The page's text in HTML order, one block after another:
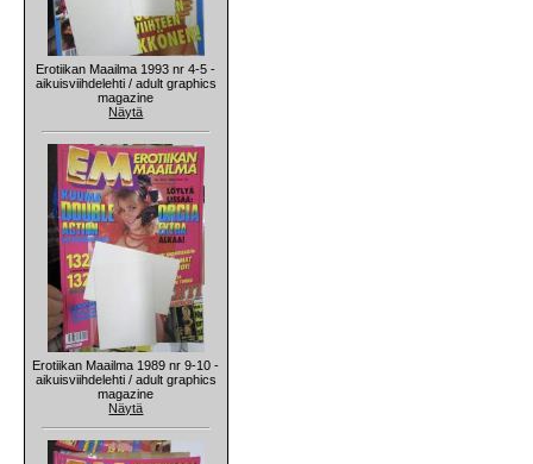
Erotiikan Maailma 1993 nr 4-5 -
aikuisviihdelehti / adult graphics
magazine
Näytä
Erotiikan Maailma 1989 nr 9-10 -
aikuisviihdelehti / adult graphics
magazine
Näytä